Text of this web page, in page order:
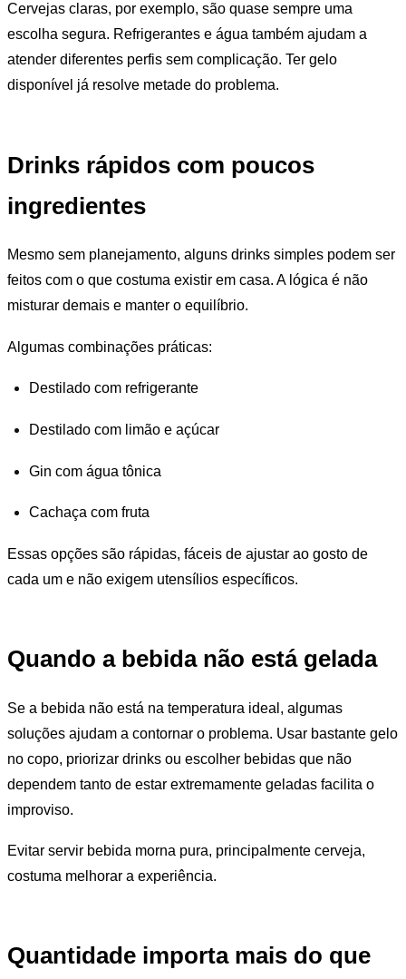
Cervejas claras, por exemplo, são quase sempre uma
escolha segura. Refrigerantes e água também ajudam a
atender diferentes perfis sem complicação. Ter gelo
disponível já resolve metade do problema.
Drinks rápidos com poucos
ingredientes
Mesmo sem planejamento, alguns drinks simples podem ser
feitos com o que costuma existir em casa. A lógica é não
misturar demais e manter o equilíbrio.
Algumas combinações práticas:
Destilado com refrigerante
Destilado com limão e açúcar
Gin com água tônica
Cachaça com fruta
Essas opções são rápidas, fáceis de ajustar ao gosto de
cada um e não exigem utensílios específicos.
Quando a bebida não está gelada
Se a bebida não está na temperatura ideal, algumas
soluções ajudam a contornar o problema. Usar bastante gelo
no copo, priorizar drinks ou escolher bebidas que não
dependem tanto de estar extremamente geladas facilita o
improviso.
Evitar servir bebida morna pura, principalmente cerveja,
costuma melhorar a experiência.
Quantidade importa mais do que